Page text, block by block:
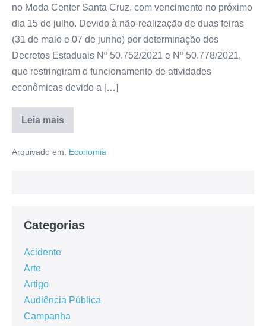
no Moda Center Santa Cruz, com vencimento no próximo
dia 15 de julho. Devido à não-realização de duas feiras
(31 de maio e 07 de junho) por determinação dos
Decretos Estaduais Nº 50.752/2021 e Nº 50.778/2021,
que restringiram o funcionamento de atividades
econômicas devido a […]
Leia mais
Arquivado em: Economia
Categorias
Acidente
Arte
Artigo
Audiência Pública
Campanha